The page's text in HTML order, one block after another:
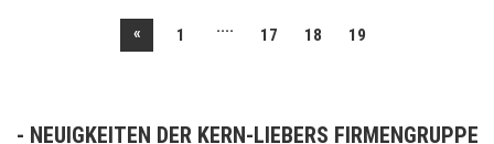
« 1 .... 17 18 19
NEUIGKEITEN DER KERN-LIEBERS FIRMENGRUPPE